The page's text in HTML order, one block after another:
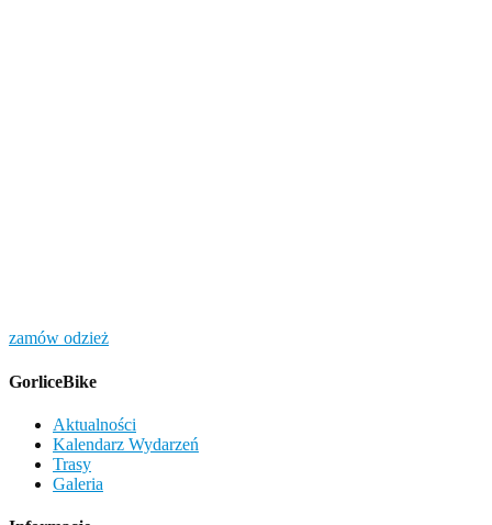
zamów odzież
GorliceBike
Aktualności
Kalendarz Wydarzeń
Trasy
Galeria